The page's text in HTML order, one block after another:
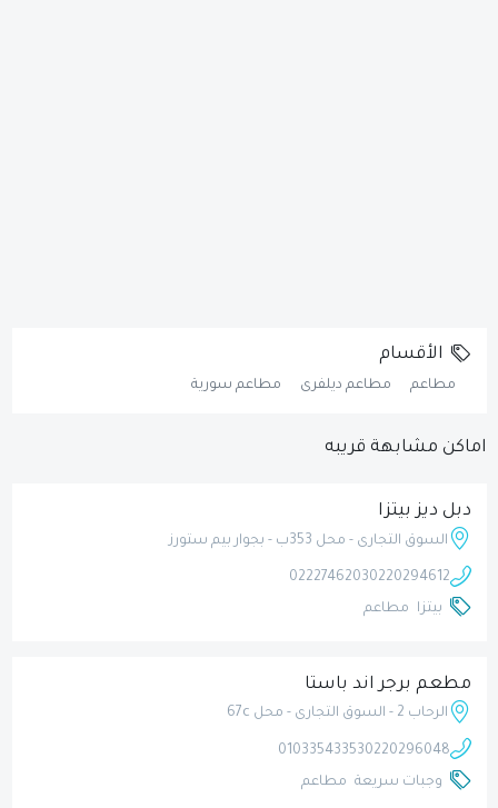
الأقسام
مطاعم مطاعم ديلفرى مطاعم سورية
اماكن مشابهة قريبه
دبل ديز بيتزا
السوق التجارى - محل 353ب - بجوار بيم ستورز
0220294612
0222746203
بيتزا
مطاعم
مطعم برجر اند باستا
الرحاب 2 - السوق التجارى - محل 67c
0220296048
01033543353
وجبات سريعة مطاعم